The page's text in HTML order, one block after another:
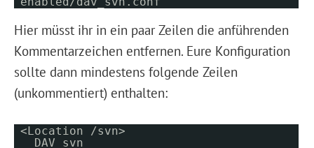
Hier müsst ihr in ein paar Zeilen die anführenden
Kommentarzeichen entfernen. Eure Konfiguration
sollte dann mindestens folgende Zeilen
(unkommentiert) enthalten:
<Location /svn>
DAV svn